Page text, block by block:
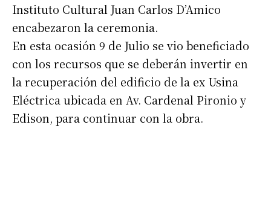
Instituto Cultural Juan Carlos D’Amico
encabezaron la ceremonia.
En esta ocasión 9 de Julio se vio beneficiado
con los recursos que se deberán invertir en
la recuperación del edificio de la ex Usina
Eléctrica ubicada en Av. Cardenal Pironio y
Edison, para continuar con la obra.